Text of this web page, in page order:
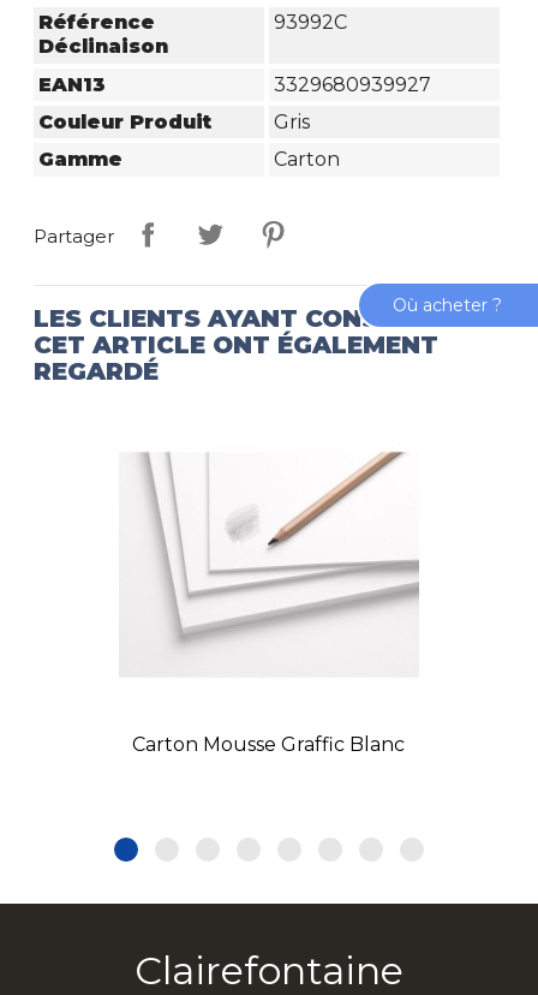
Référence
Déclinaison
93992C
EAN13
3329680939927
Couleur Produit
Gris
Gamme
Carton
Partager
LES CLIENTS AYANT CONSULTÉ
CET ARTICLE ONT ÉGALEMENT
REGARDÉ
Carton Mousse Graffic Blanc
Clairefontaine
Où acheter ?